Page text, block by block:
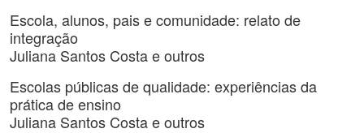
Escola, alunos, pais e comunidade: relato de
integração
Juliana Santos Costa e outros
Escolas públicas de qualidade: experiências da
prática de ensino
Juliana Santos Costa e outros